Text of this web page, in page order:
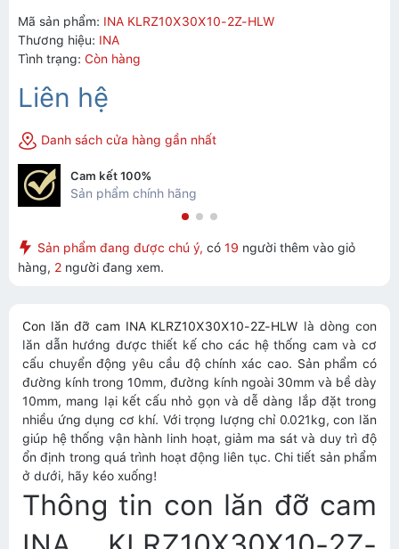
Mã sản phẩm: INA KLRZ10X30X10-2Z-HLW
Thương hiệu: INA
Tình trạng: Còn hàng
Liên hệ
Danh sách cửa hàng gần nhất
Cam kết 100%
Sản phẩm chính hãng
Sản phẩm đang được chú ý, có 19 người thêm vào giỏ
hàng, 2 người đang xem.
Con lăn đỡ cam INA KLRZ10X30X10-2Z-HLW là dòng con
lăn dẫn hướng được thiết kế cho các hệ thống cam và cơ
cấu chuyển động yêu cầu độ chính xác cao. Sản phẩm có
đường kính trong 10mm, đường kính ngoài 30mm và bề dày
10mm, mang lại kết cấu nhỏ gọn và dễ dàng lắp đặt trong
nhiều ứng dụng cơ khí. Với trọng lượng chỉ 0.021kg, con lăn
giúp hệ thống vận hành linh hoạt, giảm ma sát và duy trì độ
ổn định trong quá trình hoạt động liên tục. Chi tiết sản phẩm
ở dưới, hãy kéo xuống!
Thông tin con lăn đỡ cam